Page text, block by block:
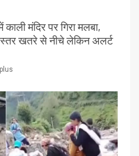
काली मंदिर पर गिरा मलबा,
खतरे से नीचे लेकिन अलर्ट